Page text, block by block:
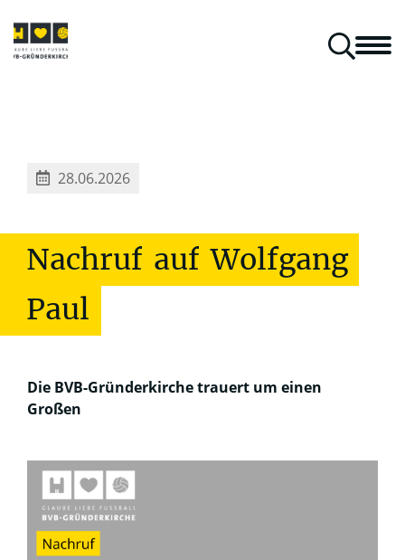
28.06.2026
Nachruf auf Wolfgang
Paul
Die BVB-Gründerkirche trauert um einen
Großen